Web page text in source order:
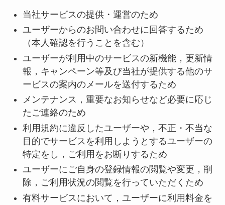
当社サービスの提供・運営のため
ユーザーからのお問い合わせに回答するため
（本人確認を行うことを含む）
ユーザーが利用中のサービスの新機能，更新情
報，キャンペーン等及び当社が提供する他のサ
ービスの案内のメールを送付するため
メンテナンス，重要なお知らせなど必要に応じ
たご連絡のため
利用規約に違反したユーザーや，不正・不当な
目的でサービスを利用しようとするユーザーの
特定をし，ご利用をお断りするため
ユーザーにご自身の登録情報の閲覧や変更，削
除，ご利用状況の閲覧を行っていただくため
有料サービスにおいて，ユーザーに利用料金を